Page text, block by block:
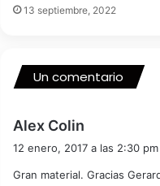
13 septiembre, 2022
Un comentario
Alex Colin
e
12 enero, 2017 a las 2:30 pm
Gran material. Gracias